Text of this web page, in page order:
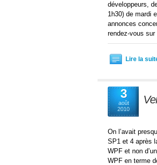
développeurs,
1h30) de mardi
annonces
rendez-vous
Lire la
3
août
2010
On l’avait
SP1 et 4 après
WPF et non
WPF en terme